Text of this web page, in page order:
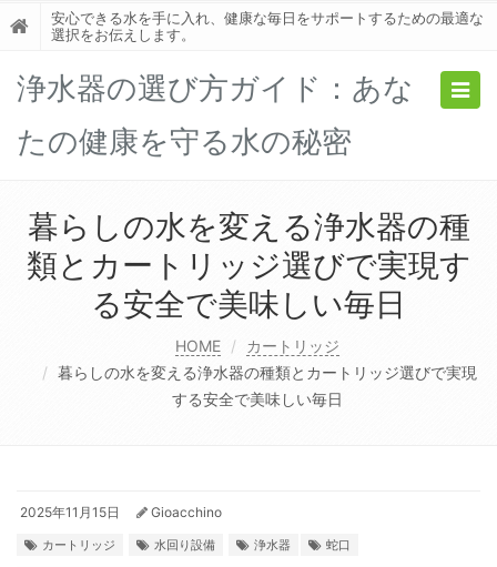
安心できる水を手に入れ、健康な毎日をサポートするための最適な
選択をお伝えします。
浄水器の選び方ガイド：あな
たの健康を守る水の秘密
暮らしの水を変える浄水器の種
類とカートリッジ選びで実現す
る安全で美味しい毎日
HOME
カートリッジ
暮らしの水を変える浄水器の種類とカートリッジ選びで実現
する安全で美味しい毎日
2025年11月15日 Gioacchino
カートリッジ 水回り設備 浄水器 蛇口